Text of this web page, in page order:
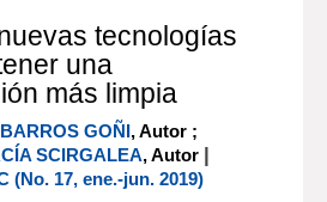
tecnologías
una
más limpia
GOÑI, Autor ;
SCIRGALEA, Autor |
(No. 17, ene.-jun. 2019)